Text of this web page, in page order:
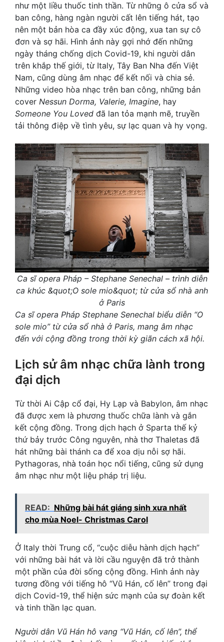
như một liều thuốc tinh thần. Từ những ô cửa sổ và
ban công, hàng ngàn người cất lên tiếng hát, tạo
nên một bản hòa ca đầy xúc động, xua tan sự cô
đơn và sợ hãi. Hình ảnh này gợi nhớ đến những
ngày tháng chống dịch Covid-19, khi người dân
trên khắp thế giới, từ Italy, Tây Ban Nha đến Việt
Nam, cũng dùng âm nhạc để kết nối và chia sẻ.
Những video hòa nhạc trên ban công, những bản
cover Nessun Dorma, Valerie, Imagine, hay
Someone You Loved đã lan tỏa mạnh mẽ, truyền
tải thông điệp về tình yêu, sự lạc quan và hy vọng.
Ca sĩ opera Pháp – Stephane Senechal – trình diễn
ca khúc &quot;O sole mio&quot; từ cửa sổ nhà anh
ở Paris
Ca sĩ opera Pháp Stephane Senechal biểu diễn “O
sole mio” từ cửa sổ nhà ở Paris, mang âm nhạc
đến với cộng đồng trong thời kỳ giãn cách xã hội.
Lịch sử âm nhạc chữa lành trong
đại dịch
Từ thời Ai Cập cổ đại, Hy Lạp và Babylon, âm nhạc
đã được xem là phương thuốc chữa lành và gắn
kết cộng đồng. Trong dịch hạch ở Sparta thế kỷ
thứ bảy trước Công nguyên, nhà thơ Thaletas đã
hát những bài thánh ca để xoa dịu nỗi sợ hãi.
Pythagoras, nhà toán học nổi tiếng, cũng sử dụng
âm nhạc như một liệu pháp trị liệu.
READ: Những bài hát giáng sinh xưa nhất
cho mùa Noel- Christmas Carol
Ở Italy thời Trung cổ, “cuộc diễu hành dịch hạch”
với những bài hát và lời cầu nguyện đã trở thành
một phần của đời sống cộng đồng. Hình ảnh này
tương đồng với tiếng hô “Vũ Hán, cố lên” trong đại
dịch Covid-19, thể hiện sức mạnh của sự đoàn kết
và tinh thần lạc quan.
Người dân Vũ Hán hô vang “Vũ Hán, cố lên”, thể